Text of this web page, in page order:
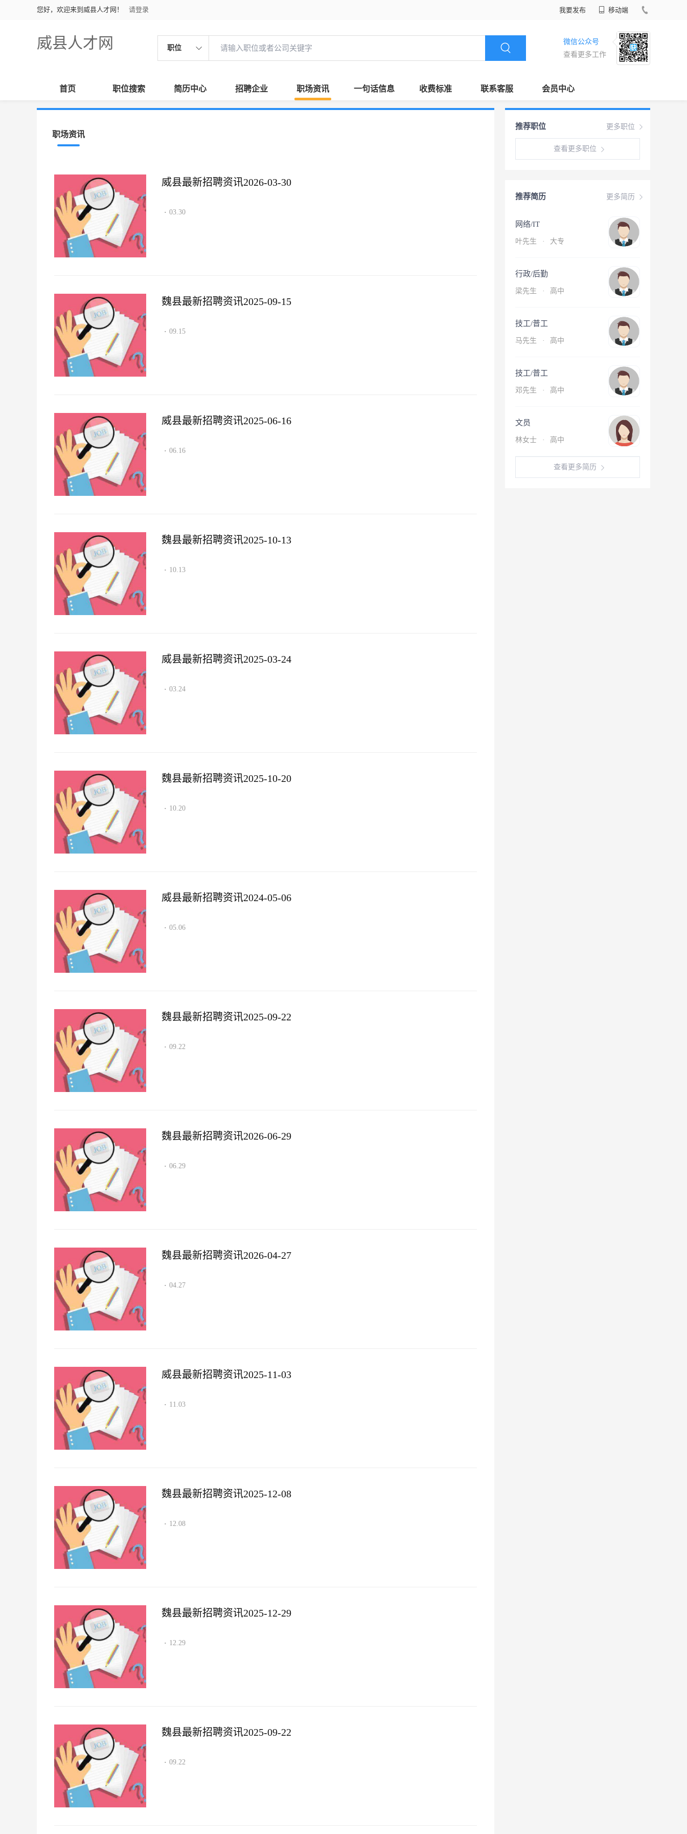
您好，欢迎来到威县人才网！ 请登录 我要发布 移动端
威县人才网 职位
微信公众号
查看更多工作
首页 职位搜索 简历中心 招聘企业 职场资讯 一句话信息 收费标准 联系客服 会员中心
职场资讯
威县最新招聘资讯2026-03-30
· 03.30
魏县最新招聘资讯2025-09-15
· 09.15
威县最新招聘资讯2025-06-16
· 06.16
魏县最新招聘资讯2025-10-13
· 10.13
威县最新招聘资讯2025-03-24
· 03.24
魏县最新招聘资讯2025-10-20
· 10.20
威县最新招聘资讯2024-05-06
· 05.06
魏县最新招聘资讯2025-09-22
· 09.22
魏县最新招聘资讯2026-06-29
· 06.29
魏县最新招聘资讯2026-04-27
· 04.27
威县最新招聘资讯2025-11-03
· 11.03
魏县最新招聘资讯2025-12-08
· 12.08
魏县最新招聘资讯2025-12-29
· 12.29
魏县最新招聘资讯2025-09-22
· 09.22
更多职位
推荐职位
查看更多职位
更多简历
推荐简历
网络/IT
叶先生 · 大专
行政/后勤
梁先生 · 高中
技工/普工
马先生 · 高中
技工/普工
邓先生 · 高中
文员
林女士 · 高中
查看更多简历